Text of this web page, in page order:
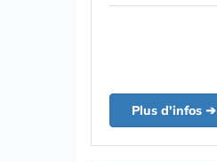
Plus d'infos ➔